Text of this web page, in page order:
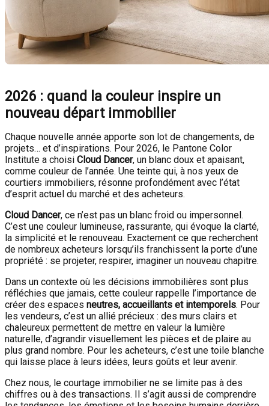
2026 : quand la couleur inspire un
nouveau départ immobilier
Chaque nouvelle année apporte son lot de changements, de
projets… et d’inspirations. Pour 2026, le Pantone Color
Institute a choisi Cloud Dancer, un blanc doux et apaisant,
comme couleur de l’année. Une teinte qui, à nos yeux de
courtiers immobiliers, résonne profondément avec l’état
d’esprit actuel du marché et des acheteurs.
Cloud Dancer, ce n’est pas un blanc froid ou impersonnel.
C’est une couleur lumineuse, rassurante, qui évoque la clarté,
la simplicité et le renouveau. Exactement ce que recherchent
de nombreux acheteurs lorsqu’ils franchissent la porte d’une
propriété : se projeter, respirer, imaginer un nouveau chapitre.
Dans un contexte où les décisions immobilières sont plus
réfléchies que jamais, cette couleur rappelle l’importance de
créer des espaces neutres, accueillants et intemporels. Pour
les vendeurs, c’est un allié précieux : des murs clairs et
chaleureux permettent de mettre en valeur la lumière
naturelle, d’agrandir visuellement les pièces et de plaire au
plus grand nombre. Pour les acheteurs, c’est une toile blanche
qui laisse place à leurs idées, leurs goûts et leur avenir.
Chez nous, le courtage immobilier ne se limite pas à des
chiffres ou à des transactions. Il s’agit aussi de comprendre